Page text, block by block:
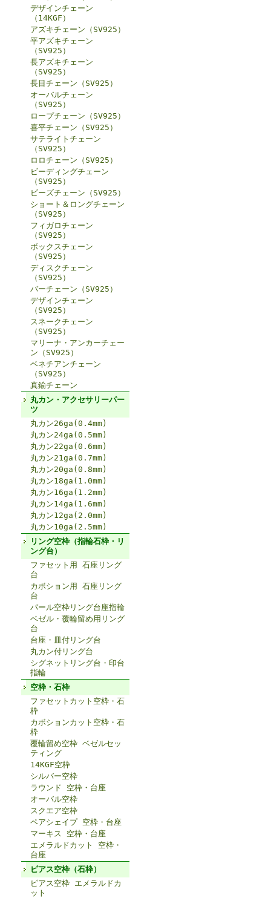
デザインチェーン
（14KGF）
アズキチェーン（SV925）
平アズキチェーン
（SV925）
長アズキチェーン
（SV925）
長目チェーン（SV925）
オーバルチェーン
（SV925）
ロープチェーン（SV925）
喜平チェーン（SV925）
サテライトチェーン
（SV925）
ロロチェーン（SV925）
ビーディングチェーン
（SV925）
ビーズチェーン（SV925）
ショート＆ロングチェーン
（SV925）
フィガロチェーン
（SV925）
ボックスチェーン
（SV925）
ディスクチェーン
（SV925）
バーチェーン（SV925）
デザインチェーン
（SV925）
スネークチェーン
（SV925）
マリーナ・アンカーチェー
ン（SV925）
ベネチアンチェーン
（SV925）
真鍮チェーン
丸カン・アクセサリーパー
ツ
丸カン26ga(0.4mm)
丸カン24ga(0.5mm)
丸カン22ga(0.6mm)
丸カン21ga(0.7mm)
丸カン20ga(0.8mm)
丸カン18ga(1.0mm)
丸カン16ga(1.2mm)
丸カン14ga(1.6mm)
丸カン12ga(2.0mm)
丸カン10ga(2.5mm)
リング空枠（指輪石枠・リ
ング台）
ファセット用 石座リング
台
カボション用 石座リング
台
パール空枠リング台座指輪
ベゼル・覆輪留め用リング
台
台座・皿付リング台
丸カン付リング台
シグネットリング台・印台
指輪
空枠・石枠
ファセットカット空枠・石
枠
カボションカット空枠・石
枠
覆輪留め空枠 ベゼルセッ
ティング
14KGF空枠
シルバー空枠
ラウンド 空枠・台座
オーバル空枠
スクエア空枠
ペアシェイプ 空枠・台座
マーキス 空枠・台座
エメラルドカット 空枠・
台座
ピアス空枠（石枠）
ピアス空枠 エメラルドカ
ット